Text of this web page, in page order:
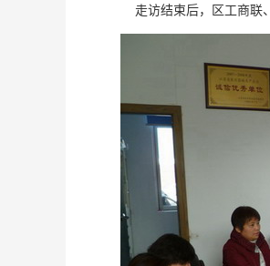
走访结束后，区工商联